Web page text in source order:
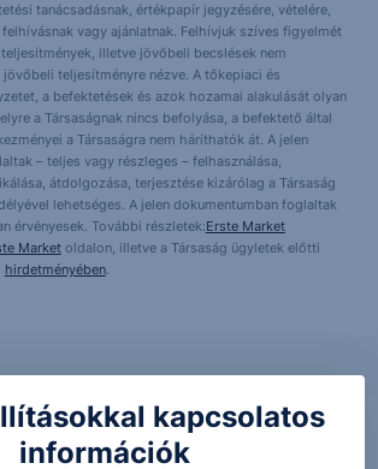
tanácsadásnak, értékpapír jegyzésére, vételére,
vagy ajánlatnak. Felhívjuk szíves figyelmét
illetve jövőbeli becslések nem
jövőbeli teljesítményre nézve. A tőkepiaci és
a befektetések és azok hozamai alakulását olyan
a Társaságnak nincs befolyása, a befektető által
a Társaságra nem háríthatók át. A jelen
– teljes vagy részleges – felhasználása,
átdolgozása, terjesztése kizárólag a Társaság
lehetséges. A jelen dokumentumban foglaltak
érvényesek. További részletek:Erste Market
Marketoldalon, illetve a Társaság ügyletek előtti
hirdetményében.
kapcsolatos
információk